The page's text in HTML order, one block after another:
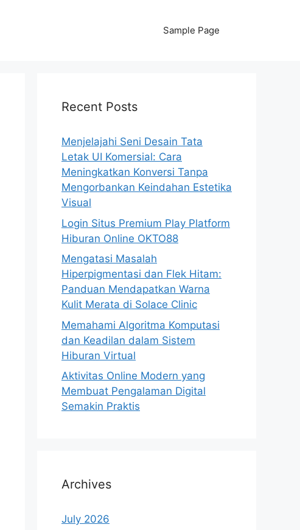
Sample Page
Recent Posts
Menjelajahi Seni Desain Tata
Letak UI Komersial: Cara
Meningkatkan Konversi Tanpa
Mengorbankan Keindahan Estetika
Visual
Login Situs Premium Play Platform
Hiburan Online OKTO88
Mengatasi Masalah
Hiperpigmentasi dan Flek Hitam:
Panduan Mendapatkan Warna
Kulit Merata di Solace Clinic
Memahami Algoritma Komputasi
dan Keadilan dalam Sistem
Hiburan Virtual
Aktivitas Online Modern yang
Membuat Pengalaman Digital
Semakin Praktis
Archives
July 2026